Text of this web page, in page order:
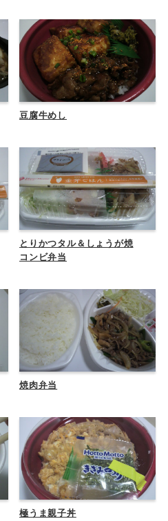
豆腐牛めし
とりかつタル＆しょうが焼
コンビ弁当
焼肉弁当
極うま親子丼